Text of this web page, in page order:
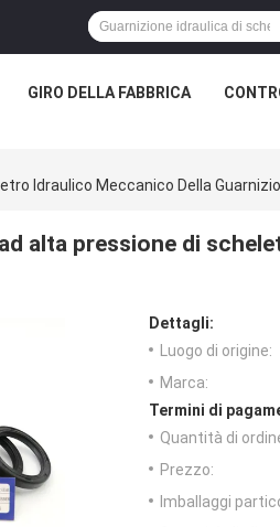
GIRO DELLA FABBRICA
Idraulico Meccanico Della
alta pressione di
Dettagli:
Luogo di origine:
Marca:
Termini di
Quantità di
Prezzo:
Imballaggi